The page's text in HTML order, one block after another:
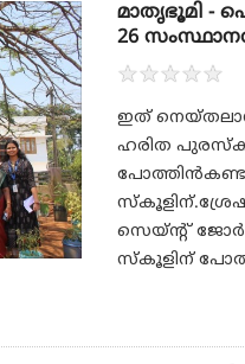
മാതൃഭൂമി -
26
★★★★★
ഇത്
ഹരിത
സെയ്ന്റ്
സ്കൂളിന്